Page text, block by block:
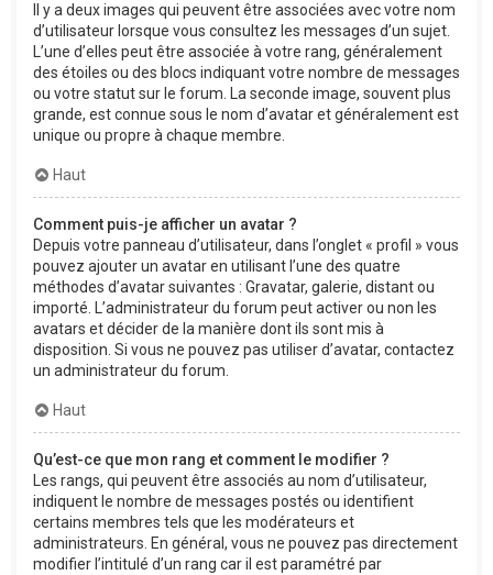
Il y a deux images qui peuvent être associées avec votre nom
d’utilisateur lorsque vous consultez les messages d’un sujet.
L’une d’elles peut être associée à votre rang, généralement
des étoiles ou des blocs indiquant votre nombre de messages
ou votre statut sur le forum. La seconde image, souvent plus
grande, est connue sous le nom d’avatar et généralement est
unique ou propre à chaque membre.
Haut
Comment puis-je afficher un avatar ?
Depuis votre panneau d’utilisateur, dans l’onglet « profil » vous
pouvez ajouter un avatar en utilisant l’une des quatre
méthodes d’avatar suivantes : Gravatar, galerie, distant ou
importé. L’administrateur du forum peut activer ou non les
avatars et décider de la manière dont ils sont mis à
disposition. Si vous ne pouvez pas utiliser d’avatar, contactez
un administrateur du forum.
Haut
Qu’est-ce que mon rang et comment le modifier ?
Les rangs, qui peuvent être associés au nom d’utilisateur,
indiquent le nombre de messages postés ou identifient
certains membres tels que les modérateurs et
administrateurs. En général, vous ne pouvez pas directement
modifier l’intitulé d’un rang car il est paramétré par